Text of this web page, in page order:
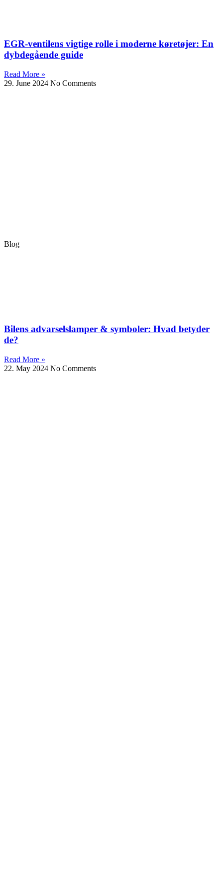
EGR-ventilens vigtige rolle i moderne køretøjer: En
dybdegående guide
Read More »
29. June 2024 No Comments
Blog
Bilens advarselslamper & symboler: Hvad betyder
de?
Read More »
22. May 2024 No Comments